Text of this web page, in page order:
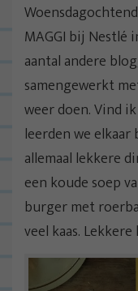
MAGGI bij Nestlé
aantal andere
samengewerkt
weer doen. Vind
leerden we
allemaal lekkere
een koude soep
burger met
veel kaas. Lekkere